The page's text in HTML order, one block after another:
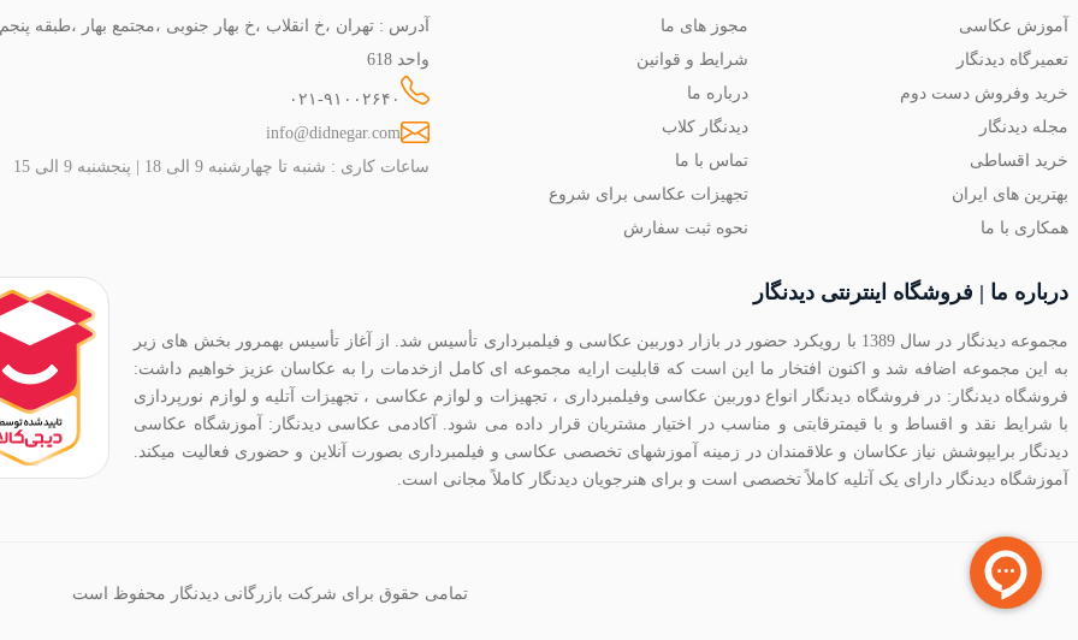
آموزش عکاسی
تعمیرگاه دیدنگار
خرید وفروش دست دوم
مجله دیدنگار
خرید اقساطی
بهترین های ایران
همکاری با ما
مجوز های ما
شرایط و قوانین
درباره ما
دیدنگار کلاب
تماس با ما
تجهیزات عکاسی برای شروع
نحوه ثبت سفارش
آدرس : تهران ،خ انقلاب ،خ بهار جنوبی ،مجتمع بهار ،طبقه
واحد 618
۰۲۱-۹۱۰۰۲۶۴۰
info@didnegar.com
ساعات کاری : شنبه تا چهارشنبه 9 الی 18 | پنجشنبه 9 الی 15
درباره ما | فروشگاه اینترنتی دیدنگار
مجموعه دیدنگار در سال 1389 با رویکرد حضور در بازار دوربین عکاسی و فیلمبرداری تأسیس شد. از آغاز تأسیس بهمرور بخش های زیر
به این مجموعه اضافه شد و اکنون افتخار ما این است که قابلیت ارایه مجموعه ای کامل ازخدمات را به عکاسان عزیز خواهیم داشت:
فروشگاه دیدنگار: در فروشگاه دیدنگار انواع دوربین عکاسی وفیلمبرداری ، تجهیزات و لوازم عکاسی ، تجهیزات آتلیه و لوازم نورپردازی
با شرایط نقد و اقساط و با قیمترقابتی و مناسب در اختیار مشتریان قرار داده می شود. آکادمی عکاسی دیدنگار: آموزشگاه عکاسی
دیدنگار برایپوشش نیاز عکاسان و علاقمندان در زمینه آموزشهای تخصصی عکاسی و فیلمبرداری بصورت آنلاین و حضوری فعالیت میکند.
آموزشگاه دیدنگار دارای یک آتلیه کاملاً تخصصی است و برای هنرجویان دیدنگار کاملاً مجانی است.
تمامی حقوق برای شرکت بازرگانی دیدنگار محفوظ است